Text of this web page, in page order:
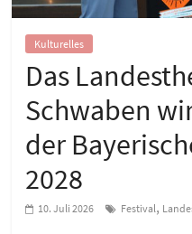
Kulturelles
Das
Schwaben
der
2028
10. Juli 2026 Festival,